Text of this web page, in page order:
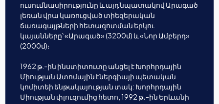
ուսումնասիրությունը և այդ նպատակով Արագած
լեռան վրա կառուցված տիեզերական
ճառագայթների հետազոտման երկու
կայանները՝ «Արագած» (3200մ) և «Նոր Ամբերդ»
(2000մ)։
1962 թ.-ին ինստիտուտը անցել է Խորհրդային
Միության Ատոմային էներգիայի պետական
կոմիտեի ենթակայության տակ: Խորհրդային
Միության փլուզումից հետո, 1992 թ․-ին Երևանի